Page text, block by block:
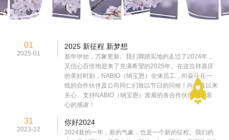
01
2025-01
2025 新征程 新梦想
新年伊始，万象更新。我们脚踏实地的走过了2024年，
又信心百倍地迎来了充满希望的2025年。在这吉祥喜庆
的美好时刻，NABIO（纳宝恩）全体员工，向奋斗在一
线的合作伙伴及公司同仁们致以节日的问候！向一真以来
关心、支持NABIO（纳宝恩）发展的各合作伙伴表示衷
心的感谢！
31
2023-12
你好2024
2024新的一年，新的气象，也是一个新的征程。我们的